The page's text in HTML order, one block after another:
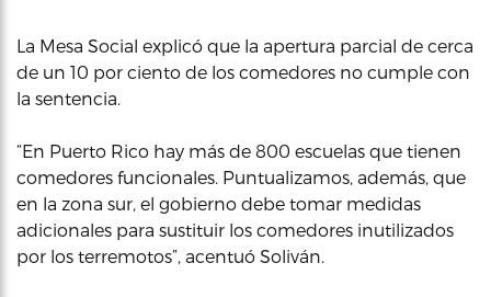
La Mesa Social explicó que la apertura parcial de cerca
de un 10 por ciento de los comedores no cumple con
la sentencia.
“En Puerto Rico hay más de 800 escuelas que tienen
comedores funcionales. Puntualizamos, además, que
en la zona sur, el gobierno debe tomar medidas
adicionales para sustituir los comedores inutilizados
por los terremotos”, acentuó Soliván.